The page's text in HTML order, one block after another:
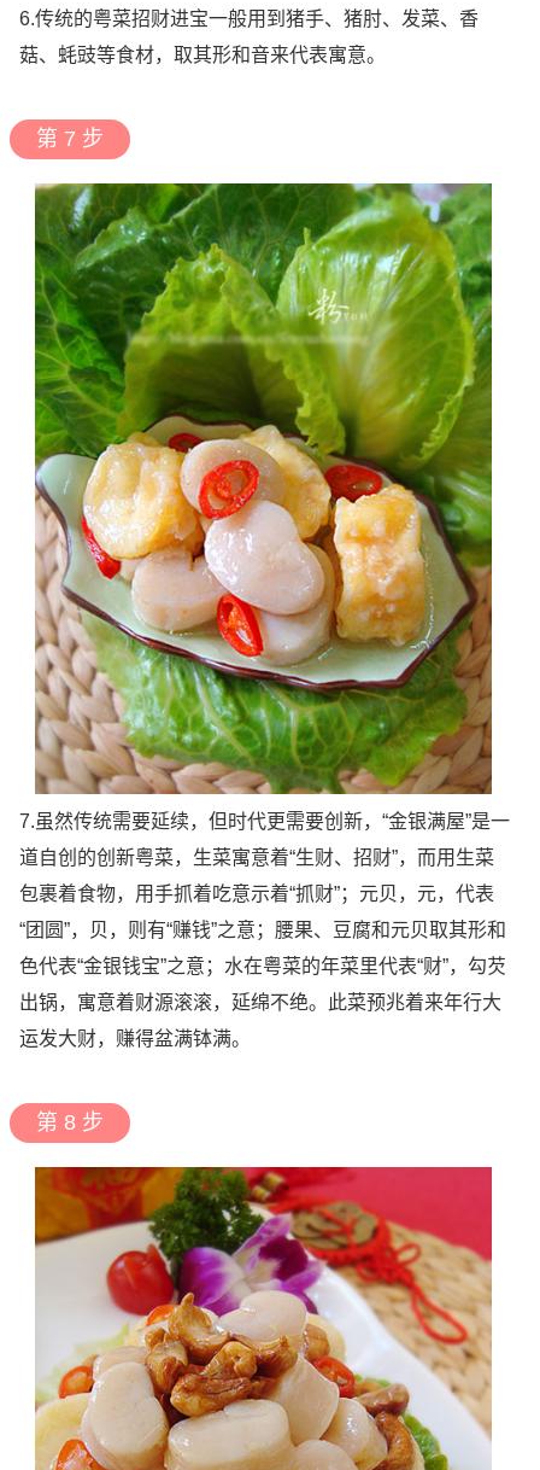
6.传统的粤菜招财进宝一般用到猪手、猪肘、发菜、香
菇、蚝豉等食材，取其形和音来代表寓意。
第 7 步
7.虽然传统需要延续，但时代更需要创新，“金银满屋”是一
道自创的创新粤菜，生菜寓意着“生财、招财”，而用生菜
包裹着食物，用手抓着吃意示着“抓财”；元贝，元，代表
“团圆”，贝，则有“赚钱”之意；腰果、豆腐和元贝取其形和
色代表“金银钱宝”之意；水在粤菜的年菜里代表“财”，勾芡
出锅，寓意着财源滚滚，延绵不绝。此菜预兆着来年行大
运发大财，赚得盆满钵满。
第 8 步